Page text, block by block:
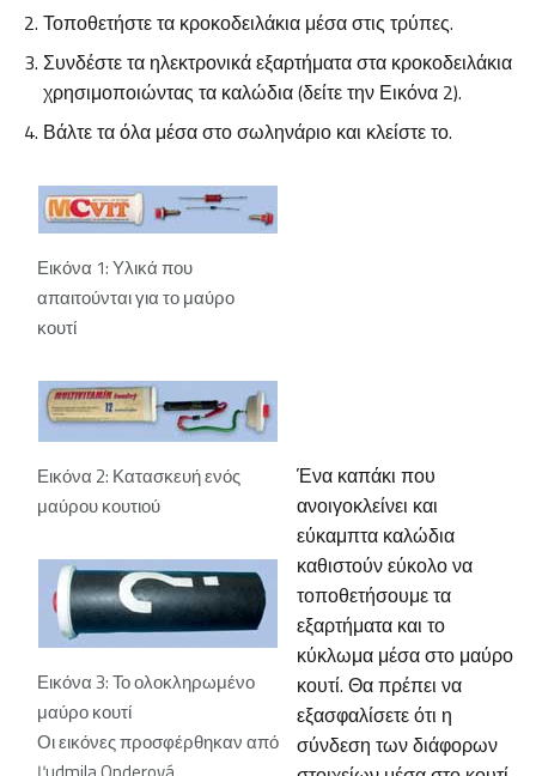
Τοποθετήστε τα κροκοδειλάκια μέσα στις τρύπες.
Συνδέστε τα ηλεκτρονικά εξαρτήματα στα κροκοδειλάκια
χρησιμοποιώντας τα καλώδια (δείτε την Εικόνα 2).
Βάλτε τα όλα μέσα στο σωληνάριο και κλείστε το.
Εικόνα 1: Υλικά που
απαιτούνται για το μαύρο
κουτί
Εικόνα 2: Κατασκευή ενός
μαύρου κουτιού
Εικόνα 3: Το ολοκληρωμένο
μαύρο κουτί
Οι εικόνες προσφέρθηκαν από
Ένα καπάκι που
ανοιγοκλείνει και
εύκαμπτα καλώδια
καθιστούν εύκολο να
τοποθετήσουμε τα
εξαρτήματα και το
κύκλωμα μέσα στο μαύρο
κουτί. Θα πρέπει να
εξασφαλίσετε ότι η
σύνδεση των διάφορων